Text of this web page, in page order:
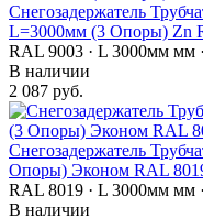
Снегозадержатель
L=3000мм (3 Опоры) Zn
RAL 9003 · L 3000мм мм
В наличии
2 087 руб.
Снегозадержатель
Опоры) Эконом RAL
RAL 8019 · L 3000мм мм
В наличии